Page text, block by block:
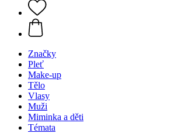
Značky
Pleť
Make-up
Tělo
Vlasy
Muži
Miminka a děti
Témata